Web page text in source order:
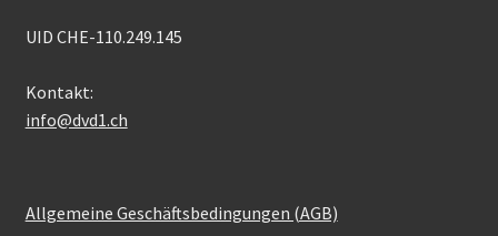
UID CHE-110.249.145
Kontakt:
info@dvd1.ch
Allgemeine Geschäftsbedingungen (AGB)